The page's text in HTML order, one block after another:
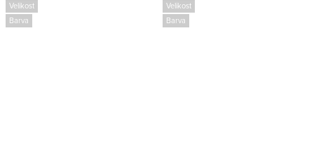
Velikost
Barva
Velikost
Barva